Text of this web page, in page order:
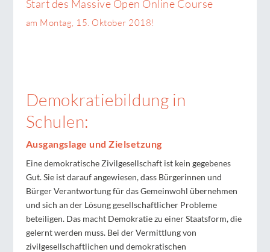
Start des Massive Open Online Course
am Montag, 15. Oktober 2018!
Demokratiebildung in
Schulen:
Ausgangslage und Zielsetzung
Eine demokratische Zivilgesellschaft ist kein gegebenes
Gut. Sie ist darauf angewiesen, dass Bürgerinnen und
Bürger Verantwortung für das Gemeinwohl übernehmen
und sich an der Lösung gesellschaftlicher Probleme
beteiligen. Das macht Demokratie zu einer Staatsform, die
gelernt werden muss. Bei der Vermittlung von
zivilgesellschaftlichen und demokratischen